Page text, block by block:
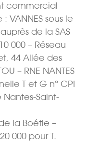
commercial
VANNES sous le
de la SAS
000 – Réseau
44 Allée des
– RNE NANTES
T et G n° CPI
Nantes-Saint-
la Boétie –
000 pour T.